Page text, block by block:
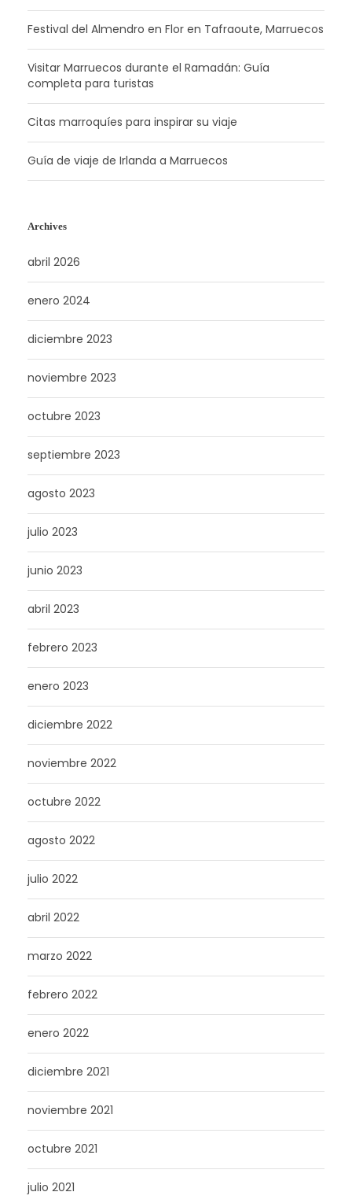
Festival del Almendro en Flor en Tafraoute, Marruecos
Visitar Marruecos durante el Ramadán: Guía
completa para turistas
Citas marroquíes para inspirar su viaje
Guía de viaje de Irlanda a Marruecos
Archives
abril 2026
enero 2024
diciembre 2023
noviembre 2023
octubre 2023
septiembre 2023
agosto 2023
julio 2023
junio 2023
abril 2023
febrero 2023
enero 2023
diciembre 2022
noviembre 2022
octubre 2022
agosto 2022
julio 2022
abril 2022
marzo 2022
febrero 2022
enero 2022
diciembre 2021
noviembre 2021
octubre 2021
julio 2021